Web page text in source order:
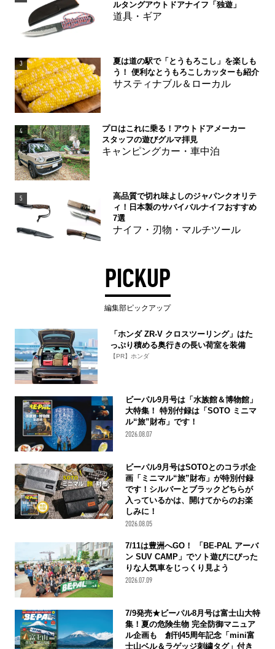
ルタングアウトドアナイフ「独遊」
道具・ギア
3
夏は道の駅で「とうもろこし」を楽しも
う！ 便利なとうもろこしカッターも紹介
サスティナブル＆ローカル
4
プロはこれに乗る！アウトドアメーカー
スタッフの遊びグルマ拝見
キャンピングカー・車中泊
5
高品質で切れ味よしのジャパンクオリテ
ィ！日本製のサバイバルナイフおすすめ
7選
ナイフ・刃物・マルチツール
PICKUP
編集部ピックアップ
「ホンダ ZR-V クロスツーリング」はた
っぷり積める奥行きの長い荷室を装備
【PR】ホンダ
ビーパル9月号は「水族館＆博物館」
大特集！ 特別付録は「SOTO ミニマ
ル“旅”財布」です！
2026.08.07
ビーパル9月号はSOTOとのコラボ企
画「ミニマル“旅”財布」が特別付録
です！シルバーとブラックどちらが
入っているかは、開けてからのお楽
しみに！
2026.08.05
7/11は豊洲へGO！ 「BE-PAL アーバ
ン SUV CAMP」でソト遊びにぴった
りな人気車をじっくり見よう
2026.07.09
7/9発売★ビーパル8月号は富士山大特
集！夏の危険生物 完全防御マニュア
ル企画も 創刊45周年記念「mini富
士山ベル＆ラゲッジ刺繍タグ」付き